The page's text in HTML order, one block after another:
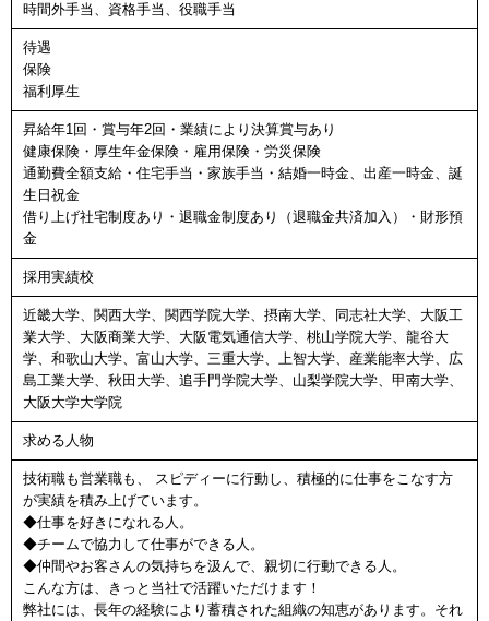
時間外手当、資格手当、役職手当
待遇
保険
福利厚生
昇給年1回・賞与年2回・業績により決算賞与あり
健康保険・厚生年金保険・雇用保険・労災保険
通勤費全額支給・住宅手当・家族手当・結婚一時金、出産一時金、誕
生日祝金
借り上げ社宅制度あり・退職金制度あり（退職金共済加入）・財形預
金
採用実績校
近畿大学、関西大学、関西学院大学、摂南大学、同志社大学、大阪工
業大学、大阪商業大学、大阪電気通信大学、桃山学院大学、龍谷大
学、和歌山大学、富山大学、三重大学、上智大学、産業能率大学、広
島工業大学、秋田大学、追手門学院大学、山梨学院大学、甲南大学、
大阪大学大学院
求める人物
技術職も営業職も、 スピディーに行動し、積極的に仕事をこなす方
が実績を積み上げています。
◆仕事を好きになれる人。
◆チームで協力して仕事ができる人。
◆仲間やお客さんの気持ちを汲んで、親切に行動できる人。
こんな方は、きっと当社で活躍いただけます！
弊社には、長年の経験により蓄積された組織の知恵があります。それ